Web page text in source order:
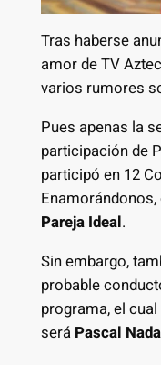
Tras haberse
amor de TV
varios rumores
Pues apenas la
participación de
participó en 12
Pareja Ideal.
Sin embargo,
probable
programa, el
será Pascal